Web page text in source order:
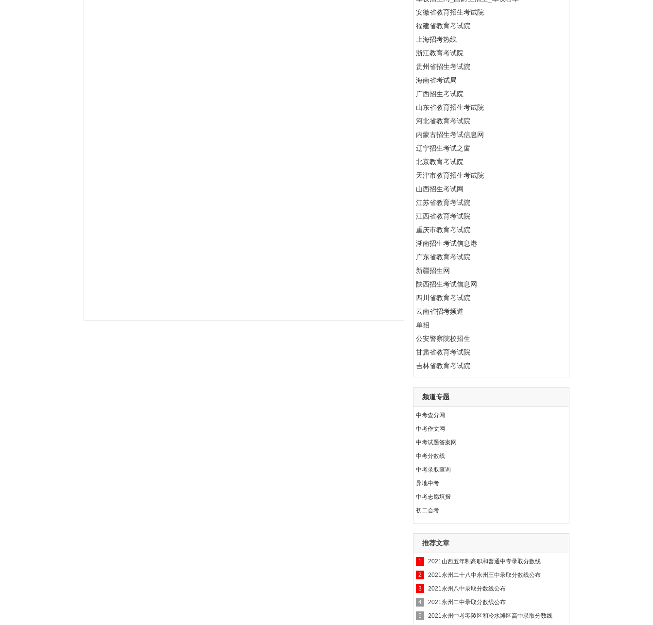
安徽省教育招生考试院
福建省教育考试院
上海招考热线
浙江教育考试院
贵州省招生考试院
海南省考试局
广西招生考试院
山东省教育招生考试院
河北省教育考试院
内蒙古招生考试信息网
辽宁招生考试之窗
北京教育考试院
天津市教育招生考试院
山西招生考试网
江苏省教育考试院
江西省教育考试院
重庆市教育考试院
湖南招生考试信息港
广东省教育考试院
新疆招生网
陕西招生考试信息网
四川省教育考试院
云南省招考频道
单招
公安警察院校招生
甘肃省教育考试院
吉林省教育考试院
频道专题
中考查分网
中考作文网
中考试题答案网
中考分数线
中考录取查询
异地中考
中考志愿填报
初二会考
推荐文章
1
2021山西五年制高职和普通中专录取分数线
2
2021永州二十八中永州三中录取分数线公布
3
2021永州八中录取分数线公布
4
2021永州二中录取分数线公布
5
2021永州中考零陵区和冷水滩区高中录取分数线